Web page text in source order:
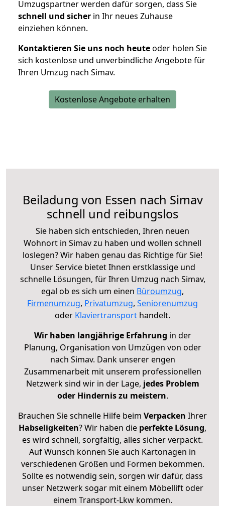
Umzugspartner werden dafür sorgen, dass Sie
schnell und sicher in Ihr neues Zuhause
einziehen können.
Kontaktieren Sie uns noch heuteoder holen Sie
sich kostenlose und unverbindliche Angebote für
Ihren Umzug nach Simav.
Kostenlose Angebote erhalten
Beiladung von Essen nach Simav
schnell und reibungslos
Sie haben sich entschieden, Ihren neuen
Wohnort in Simav zu haben und wollen schnell
loslegen? Wir haben genau das Richtige für Sie!
Unser Service bietet Ihnen erstklassige und
schnelle Lösungen, für Ihren Umzug nach Simav,
egal ob es sich um einen Büroumzug,
Firmenumzug, Privatumzug, Seniorenumzug
oder Klaviertransport handelt.
Wir haben langjährige Erfahrung in der
Planung, Organisation von Umzügen von oder
nach Simav. Dank unserer engen
Zusammenarbeit mit unserem professionellen
Netzwerk sind wir in der Lage, jedes Problem
oder Hindernis zu meistern.
Brauchen Sie schnelle Hilfe beim Verpacken Ihrer
Habseligkeiten? Wir haben die perfekte Lösung,
es wird schnell, sorgfältig, alles sicher verpackt.
Auf Wunsch können Sie auch Kartonagen in
verschiedenen Größen und Formen bekommen.
Sollte es notwendig sein, sorgen wir dafür, dass
unser Netzwerk sogar mit einem Möbellift oder
einem Transport-Lkw kommen.